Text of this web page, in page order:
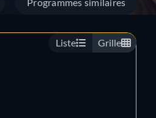
Liste Grille